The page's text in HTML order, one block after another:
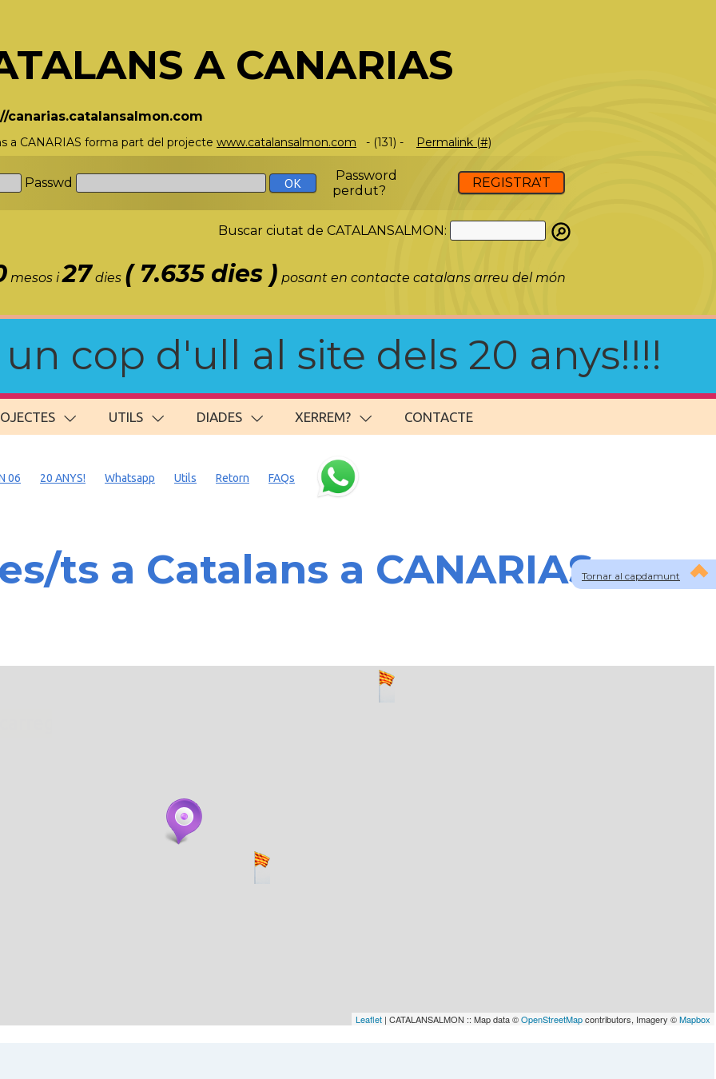
A CANARIAS
canarias.catalansalmon.com
a CANARIAS forma part del projecte www.catalansalmon.com - (131) - Permalink (#)
Passwd
Password
perdut?
REGISTRA'T
Buscar ciutat de CATALANSALMON:
mesos i27 dies ( 7.635 dies ) posant en contacte catalans arreu del món
cop d'ull al site dels 20 anys!!!!
UTILS DIADES XERREM? CONTACTE
Tornar al capdamunt
06 20 ANYS! Whatsapp Utils Retorn FAQs
ts a Catalans a CANARIAS
Leaflet | CATALANSALMON :: Map data ©OpenStreetMapcontributors, Imagery ©Mapbox